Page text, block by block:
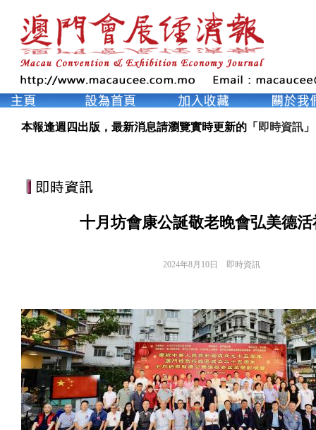
本報逢週四出版，最新消息請瀏覽實時更新的「 即時資訊 」
十月坊會康公誕敬老晚會弘美德
2024年8月10日 即時資訊